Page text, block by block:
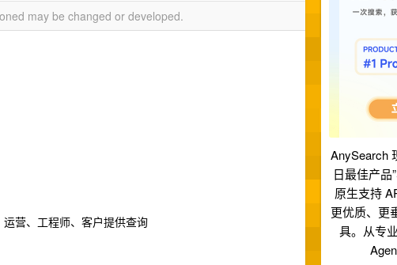
AnySearch
日最佳产品
原生支持
更优质、更
具。从专
may be changed or developed.
营、工程师、客户提供查询